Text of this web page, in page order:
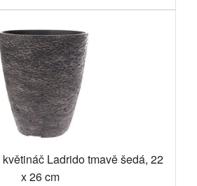
Ladrido tmavě šedá, 22
x 26 cm